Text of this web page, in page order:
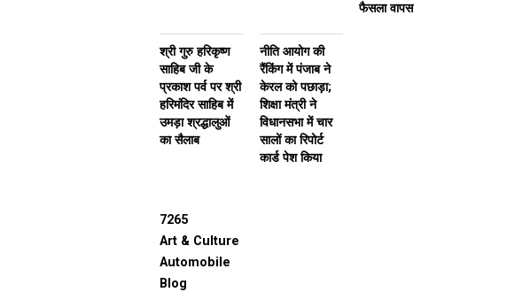
फैसला वापस
श्री गुरु हरिकृष्ण
साहिब जी के
प्रकाश पर्व पर श्री
हरिमंदिर साहिब में
उमड़ा श्रद्धालुओं
का सैलाब
नीति आयोग की
रैंकिंग में पंजाब ने
केरल को पछाड़ा;
शिक्षा मंत्री ने
विधानसभा में चार
सालों का रिपोर्ट
कार्ड पेश किया
7265
Art & Culture
Automobile
Blog